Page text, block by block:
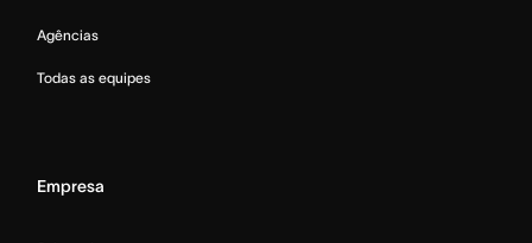
Agências
Todas as equipes
Empresa